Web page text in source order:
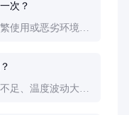
次？
使用或恶劣环境下
足、温度波动大、